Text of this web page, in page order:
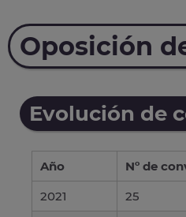
Oposición
Evolución de
Año Nº de
2021
25